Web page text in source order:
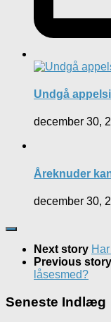
Undgå
december 30,
Åreknuder
december 30,
Next story
Previous story
låsesmed?
Seneste Indlæg